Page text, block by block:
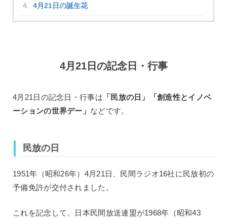
4月21日の誕生花
4月21日の記念日・行事
4月21日の記念日・行事は 「民放の日」「創造性とイノベ
ーションの世界デー」 などです。
民放の日
1951年（昭和26年）4月21日、民間ラジオ16社に民放初の
予備免許が交付されました。
これを記念して、日本民間放送連盟が1968年（昭和43